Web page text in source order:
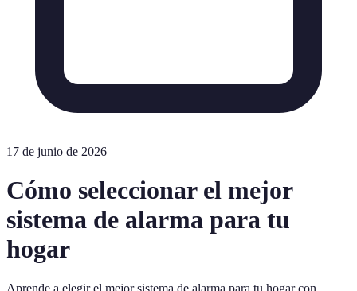
17 de junio de 2026
Cómo seleccionar el mejor
sistema de alarma para tu
hogar
Aprende a elegir el mejor sistema de alarma para tu hogar con